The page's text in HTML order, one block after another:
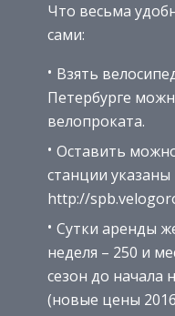
Что весьма
сами:
Взять
Петербурге
велопроката.
Оставить
станции указаны
http://
Сутки аренды
неделя – 250 и
сезон до начала
(новые цены